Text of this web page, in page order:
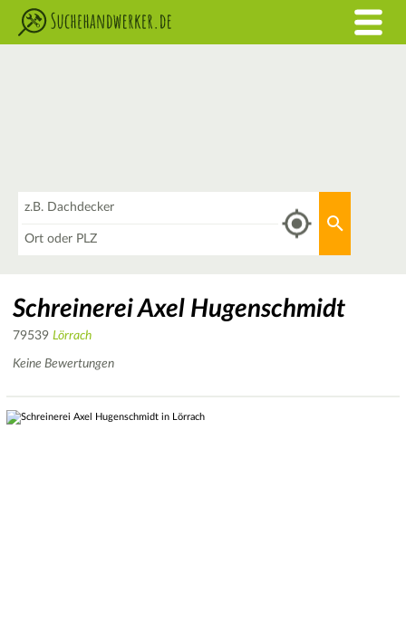
Schreinerei Axel Hugenschmidt
79539 Lörrach
Keine Bewertungen